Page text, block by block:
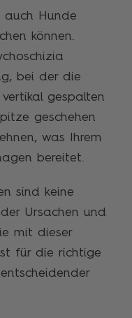
auch Hunde
können.
bei der die
gespalten
geschehen
was Ihrem
bereitet.
sind keine
Ursachen und
mit dieser
für die richtige